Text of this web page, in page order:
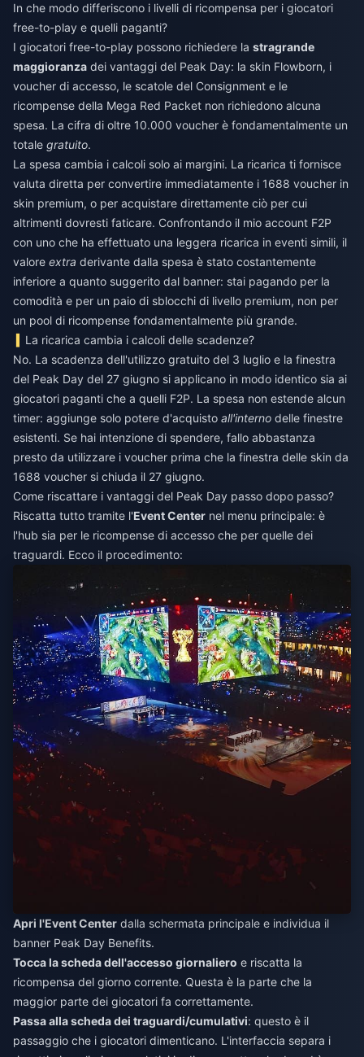
In che modo differiscono i livelli di ricompensa per i giocatori
free-to-play e quelli paganti?
I giocatori free-to-play possono richiedere la stragrande
maggioranza dei vantaggi del Peak Day: la skin Flowborn, i
voucher di accesso, le scatole del Consignment e le
ricompense della Mega Red Packet non richiedono alcuna
spesa. La cifra di oltre 10.000 voucher è fondamentalmente un
totale gratuito.
La spesa cambia i calcoli solo ai margini. La ricarica ti fornisce
valuta diretta per convertire immediatamente i 1688 voucher in
skin premium, o per acquistare direttamente ciò per cui
altrimenti dovresti faticare. Confrontando il mio account F2P
con uno che ha effettuato una leggera ricarica in eventi simili, il
valore extra derivante dalla spesa è stato costantemente
inferiore a quanto suggerito dal banner: stai pagando per la
comodità e per un paio di sblocchi di livello premium, non per
un pool di ricompense fondamentalmente più grande.
La ricarica cambia i calcoli delle scadenze?
No. La scadenza dell'utilizzo gratuito del 3 luglio e la finestra
del Peak Day del 27 giugno si applicano in modo identico sia ai
giocatori paganti che a quelli F2P. La spesa non estende alcun
timer: aggiunge solo potere d'acquisto all'interno delle finestre
esistenti. Se hai intenzione di spendere, fallo abbastanza
presto da utilizzare i voucher prima che la finestra delle skin da
1688 voucher si chiuda il 27 giugno.
Come riscattare i vantaggi del Peak Day passo dopo passo?
Riscatta tutto tramite l'Event Center nel menu principale: è
l'hub sia per le ricompense di accesso che per quelle dei
traguardi. Ecco il procedimento:
Apri l'Event Center dalla schermata principale e individua il
banner Peak Day Benefits.
Tocca la scheda dell'accesso giornaliero e riscatta la
ricompensa del giorno corrente. Questa è la parte che la
maggior parte dei giocatori fa correttamente.
Passa alla scheda dei traguardi/cumulativi: questo è il
passaggio che i giocatori dimenticano. L'interfaccia separa i